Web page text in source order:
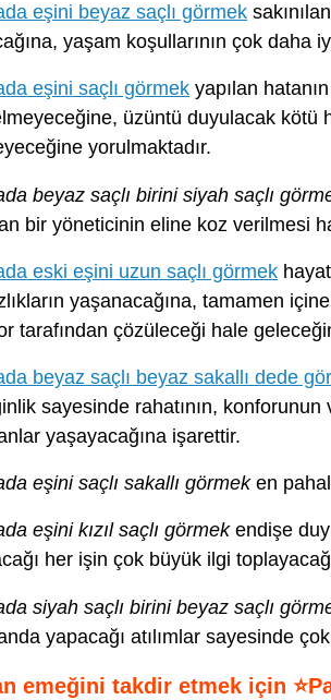
eşini beyaz saçlı görmek
yaşam koşullarının çok daha
eşini saçlı görmek yapılan
üzüntü duyulacak kötü
yorulmaktadır.
beyaz saçlı birini siyah saçlı
bir yöneticinin eline koz verilmesi
eski eşini uzun saçlı görmek
yaşanacağına, tamamen
tarafından çözüleceği hale
beyaz saçlı beyaz sakallı dede
sayesinde rahatının,
yaşayacağına işarettir.
eşini saçlı sakallı görmeken
eşini kızıl saçlı görmekendişe
her işin çok büyük ilgi
siyah saçlı birini beyaz saçlı
yapacağı atılımlar sayesinde
emeğini takdir etmek için